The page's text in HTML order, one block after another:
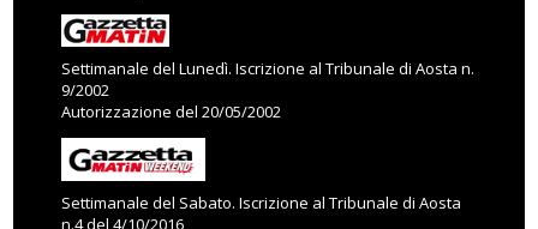
Settimanale del Lunedì. Iscrizione al Tribunale di Aosta n.
9/2002
Autorizzazione del 20/05/2002
Settimanale del Sabato. Iscrizione al Tribunale di Aosta
n.4 del 4/10/2016